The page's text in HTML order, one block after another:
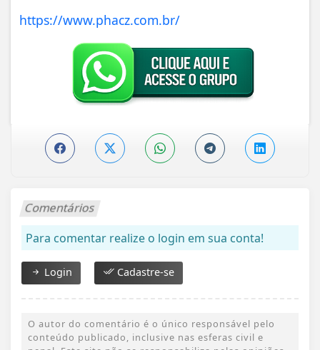
https://www.phacz.com.br/
Comentários
Para comentar realize o login em sua conta!
Login Cadastre-se
O autor do comentário é o único responsável pelo
conteúdo publicado, inclusive nas esferas civil e